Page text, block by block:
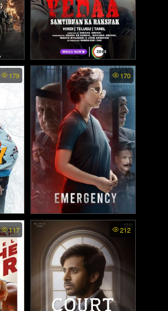
Vedaa - เวดา (2024)
179 170
Emergency - ฉุกเฉิน (2025)
117 212